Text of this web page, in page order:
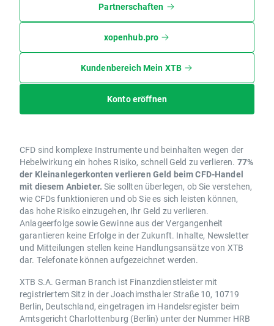
Partnerschaften
xopenhub.pro
Kundenbereich Mein XTB
Konto eröffnen
CFD sind komplexe Instrumente und beinhalten wegen der
Hebelwirkung ein hohes Risiko, schnell Geld zu verlieren. 77%
der Kleinanlegerkonten verlieren Geld beim CFD-Handel
mit diesem Anbieter. Sie sollten überlegen, ob Sie verstehen,
wie CFDs funktionieren und ob Sie es sich leisten können,
das hohe Risiko einzugehen, Ihr Geld zu verlieren.
Anlageerfolge sowie Gewinne aus der Vergangenheit
garantieren keine Erfolge in der Zukunft. Inhalte, Newsletter
und Mitteilungen stellen keine Handlungsansätze von XTB
dar. Telefonate können aufgezeichnet werden.
XTB S.A. German Branch ist Finanzdienstleister mit
registriertem Sitz in der Joachimsthaler Straße 10, 10719
Berlin, Deutschland, eingetragen im Handelsregister beim
Amtsgericht Charlottenburg (Berlin) unter der Nummer HRB